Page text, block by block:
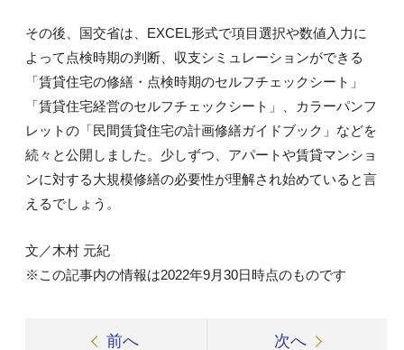
その後、国交省は、EXCEL形式で項目選択や数値入力に
よって点検時期の判断、収支シミュレーションができる
「賃貸住宅の修繕・点検時期のセルフチェックシート」
「賃貸住宅経営のセルフチェックシート」、カラーパンフ
レットの「民間賃貸住宅の計画修繕ガイドブック」などを
続々と公開しました。少しずつ、アパートや賃貸マンショ
ンに対する大規模修繕の必要性が理解され始めていると言
えるでしょう。
文／木村 元紀
※この記事内の情報は2022年9月30日時点のものです
前へ 次へ